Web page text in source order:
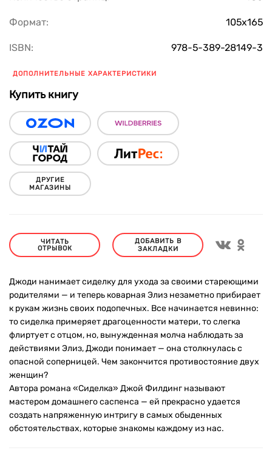
Формат: 105х165
ISBN: 978-5-389-28149-3
ДОПОЛНИТЕЛЬНЫЕ ХАРАКТЕРИСТИКИ
Купить книгу
ДРУГИЕ
МАГАЗИНЫ
ЧИТАТЬ
ОТРЫВОК
ДОБАВИТЬ В
ЗАКЛАДКИ
Джоди нанимает сиделку для ухода за своими стареющими
родителями — и теперь коварная Элиз незаметно прибирает
к рукам жизнь своих подопечных. Все начинается невинно:
то сиделка примеряет драгоценности матери, то слегка
флиртует с отцом, но, вынужденная молча наблюдать за
действиями Элиз, Джоди понимает — она столкнулась с
опасной соперницей. Чем закончится противостояние двух
женщин?
Автора романа «Сиделка» Джой Филдинг называют
мастером домашнего саспенса — ей прекрасно удается
создать напряженную интригу в самых обыденных
обстоятельствах, которые знакомы каждому из нас.